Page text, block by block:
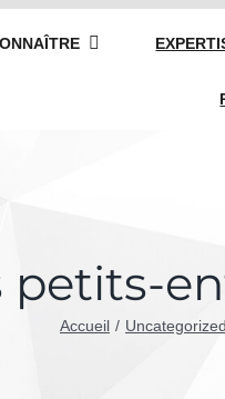
petits-
Accueil Uncategorized